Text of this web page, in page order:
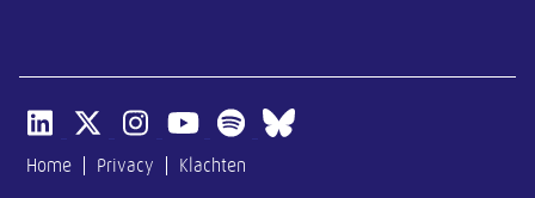
Open linkedin van SER
Open x-twitter van SER
Open instagram van SER
Open youtube van SER
Open spotify van SER
Open bluesky van SER
Home Privacy Klachten